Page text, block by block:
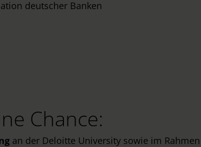
deutscher Banken
Chance:
an der Deloitte University sowie im Rahmen